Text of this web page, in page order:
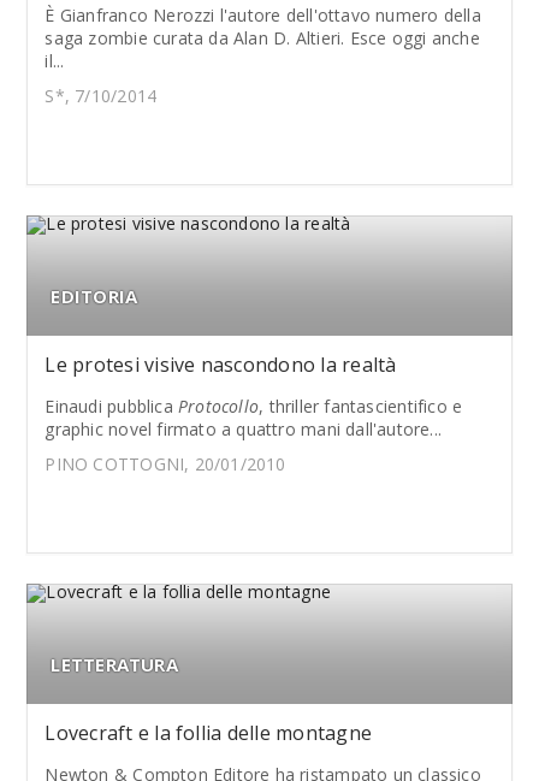
È Gianfranco Nerozzi l'autore dell'ottavo numero della
saga zombie curata da Alan D. Altieri. Esce oggi anche
il...
S*, 7/10/2014
EDITORIA
Le protesi visive nascondono la realtà
Einaudi pubblica Protocollo, thriller fantascientifico e
graphic novel firmato a quattro mani dall'autore...
PINO COTTOGNI, 20/01/2010
LETTERATURA
Lovecraft e la follia delle montagne
Newton & Compton Editore ha ristampato un classico